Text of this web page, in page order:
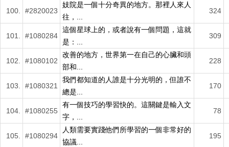
100. #2820023
妓院是一個十分奇異的地方。那裡人來人
往，...
324
101. #1080284
這個星球上的，或者說有一個問題，這就
是：...
309
102. #1080102
改善的地方，世界第一在自己的心臟和頭
部和...
228
103. #1080321
我們都知道的人誰是十分光明的，但誰不
總是...
170
104. #1080255
有一個技巧的學習快的。這關鍵是輸入文
字，...
78
105. #1080294
人類需要實踐他們所學習的一個非常好的
協議...
195